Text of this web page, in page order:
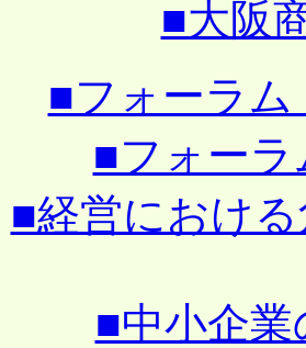
■大阪
■フォーラム
■フォーラ
■経営におけ
■中小企業